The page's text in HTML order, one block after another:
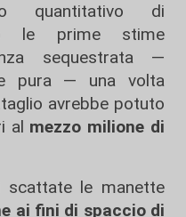
quantitativo di
le prime stime
sequestrata —
pura — una volta
avrebbe potuto
al mezzo milione di
scattate le manette
ai fini di spaccio di